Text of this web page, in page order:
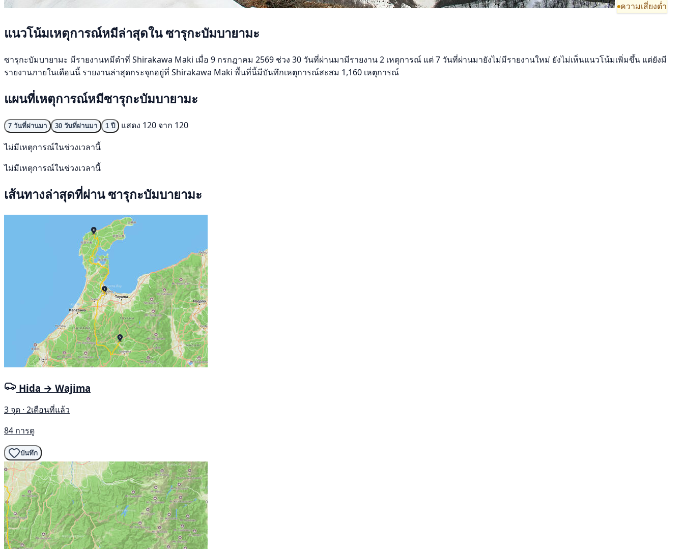
ความเสี่ยงต่ำ
แนวโน้มเหตุการณ์หมีล่าสุดใน ซารุกะบัมบายามะ
ซารุกะบัมบายามะ มีรายงานหมีดำที่ Shirakawa Maki เมื่อ 9 กรกฎาคม 2569 ช่วง 30 วันที่ผ่านมามีรายงาน 2 เหตุการณ์ แต่ 7 วันที่ผ่านมายังไม่มีรายงานใหม่ ยังไม่เห็นแนวโน้มเพิ่มขึ้น แต่ยังมี
รายงานภายในเดือนนี้ รายงานล่าสุดกระจุกอยู่ที่ Shirakawa Maki พื้นที่นี้มีบันทึกเหตุการณ์สะสม 1,160 เหตุการณ์
แผนที่เหตุการณ์หมีซารุกะบัมบายามะ
7 วันที่ผ่านมา 30 วันที่ผ่านมา 1 ปี
แสดง 120 จาก 120
ไม่มีเหตุการณ์ในช่วงเวลานี้
ไม่มีเหตุการณ์ในช่วงเวลานี้
เส้นทางล่าสุดที่ผ่าน ซารุกะบัมบายามะ
Hida → Wajima
3 จุด · 2เดือนที่แล้ว
84 การดู
บันทึก